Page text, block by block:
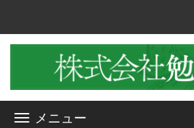
メニュー